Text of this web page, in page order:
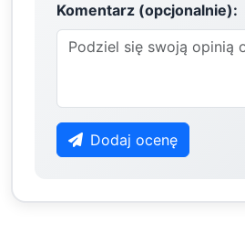
Komentarz (opcjonalnie):
Dodaj ocenę